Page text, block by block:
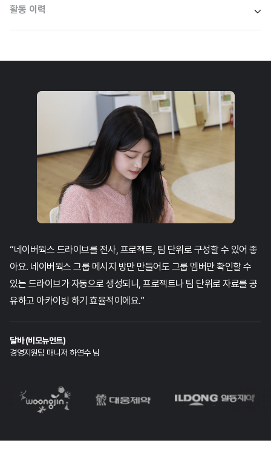
활동 이력
“네이버웍스 드라이브를 전사, 프로젝트, 팀 단위로 구성할 수 있어 좋
아요. 네이버웍스 그룹 메시지 방만 만들어도 그룹 멤버만 확인할 수
있는 드라이브가 자동으로 생성되니, 프로젝트나 팀 단위로 자료를 공
유하고 아카이빙 하기 효율적이에요.”
달바 (비모뉴먼트)
경영지원팀 매니저 하연수 님